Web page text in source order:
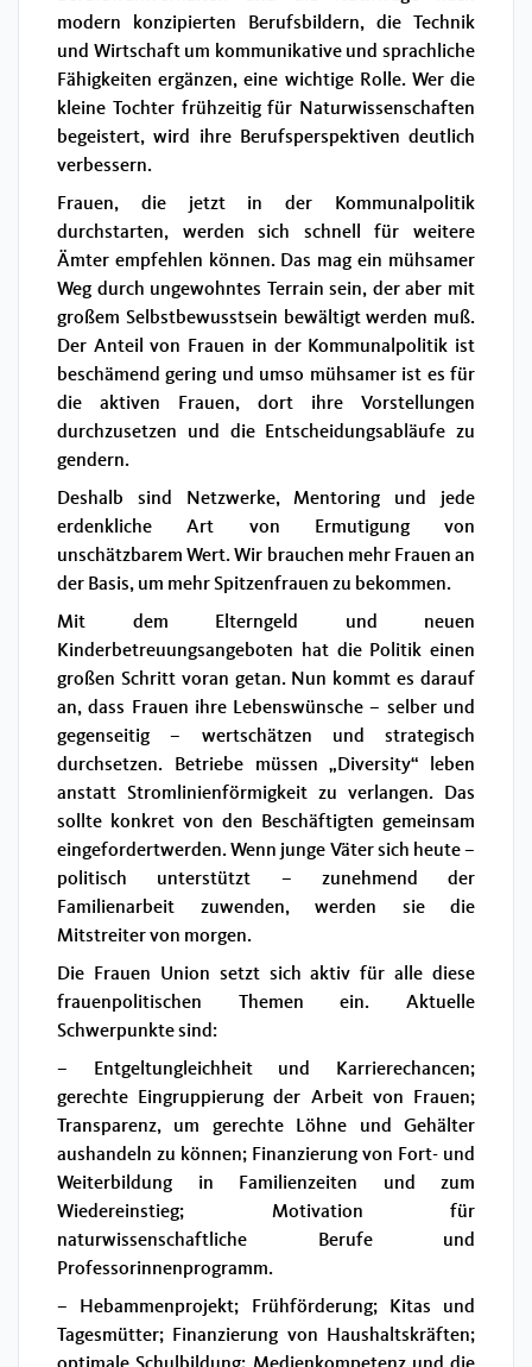
modern konzipierten Berufsbildern, die Technik
und Wirtschaft um kommunikative und sprachliche
Fähigkeiten ergänzen, eine wichtige Rolle. Wer die
kleine Tochter frühzeitig für Naturwissenschaften
begeistert, wird ihre Berufsperspektiven deutlich
verbessern.
Frauen, die jetzt in der Kommunalpolitik
durchstarten, werden sich schnell für weitere
Ämter empfehlen können. Das mag ein mühsamer
Weg durch ungewohntes Terrain sein, der aber mit
großem Selbstbewusstsein bewältigt werden muß.
Der Anteil von Frauen in der Kommunalpolitik ist
beschämend gering und umso mühsamer ist es für
die aktiven Frauen, dort ihre Vorstellungen
durchzusetzen und die Entscheidungsabläufe zu
gendern.
Deshalb sind Netzwerke, Mentoring und jede
erdenkliche Art von Ermutigung von
unschätzbarem Wert. Wir brauchen mehr Frauen an
der Basis, um mehr Spitzenfrauen zu bekommen.
Mit dem Elterngeld und neuen
Kinderbetreuungsangeboten hat die Politik einen
großen Schritt voran getan. Nun kommt es darauf
an, dass Frauen ihre Lebenswünsche – selber und
gegenseitig – wertschätzen und strategisch
durchsetzen. Betriebe müssen „Diversity“ leben
anstatt Stromlinienförmigkeit zu verlangen. Das
sollte konkret von den Beschäftigten gemeinsam
eingefordertwerden. Wenn junge Väter sich heute –
politisch unterstützt – zunehmend der
Familienarbeit zuwenden, werden sie die
Mitstreiter von morgen.
Die Frauen Union setzt sich aktiv für alle diese
frauenpolitischen Themen ein. Aktuelle
Schwerpunkte sind:
– Entgeltungleichheit und Karrierechancen;
gerechte Eingruppierung der Arbeit von Frauen;
Transparenz, um gerechte Löhne und Gehälter
aushandeln zu können; Finanzierung von Fort- und
Weiterbildung in Familienzeiten und zum
Wiedereinstieg; Motivation für
naturwissenschaftliche Berufe und
Professorinnenprogramm.
– Hebammenprojekt; Frühförderung; Kitas und
Tagesmütter; Finanzierung von Haushaltskräften;